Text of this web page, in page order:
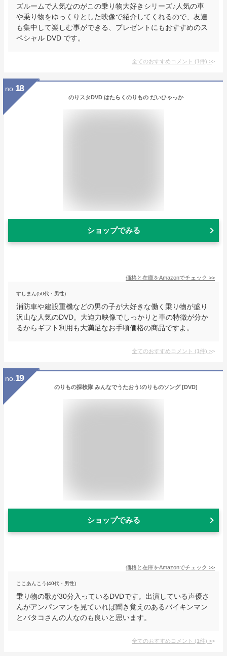
ズルームで人気なのがこの乗り物大好きシリーズ♪人気の車
や乗り物をゆっくりとした映像で紹介してくれるので、友達
も集中して楽しむ事ができる、プレゼントにもおすすめのス
ペシャル DVD です。
全てのおすすめコメント (1件) >
no. 18
のりスタDVD はたらくのりもの だいひゃっか
ショップでみる
価格と在庫をAmazonでチェック >>
すしまん(50代・男性)
消防車や建設重機などの男の子が大好きな働く乗り物が盛り
沢山な人気のDVD。大迫力映像でしっかりと車の特徴が分か
るからギフト利用も大満足なお手頃価格の商品ですよ。
全てのおすすめコメント (1件) >
no. 19
のりもの探検隊 みんなでうたおう!のりものソング [DVD]
ショップでみる
価格と在庫をAmazonでチェック >>
ここあんこう(40代・男性)
乗り物の歌が30分入っているDVDです。出演している声優さ
んがアンパンマンを見ていれば聞き覚えのあるバイキンマン
とバタコさんの人なのも良いと思います。
全てのおすすめコメント (1件) >